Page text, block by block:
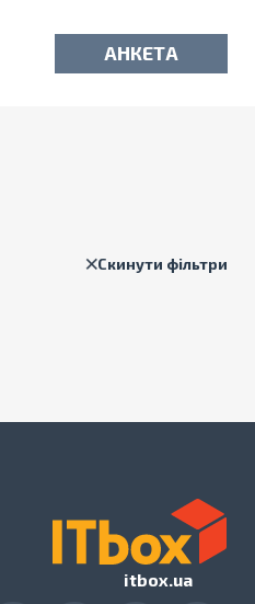
АНКЕТА
Скинути фільтри
itbox.ua